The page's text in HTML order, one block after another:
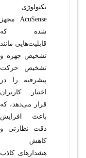
تکنولوژی
AcuSense مجهز
شده که
قابلیت‌هایی مانند
تشخیص چهره و
تشخیص حرکت
پیشرفته را در
اختیار کاربران
قرار می‌دهد، که
باعث افزایش
دقت نظارتی و
کاهش
هشدارهای کاذب